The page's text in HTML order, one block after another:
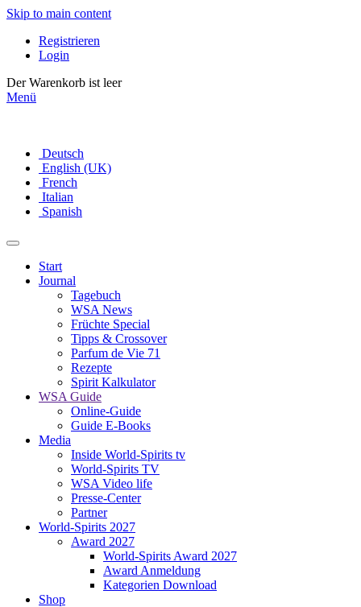
Skip to main content
Registrieren
Login
Der Warenkorb ist leer
Menü
Deutsch
English (UK)
French
Italian
Spanish
Start
Journal
Tagebuch
WSA News
Früchte Special
Tipps & Crossover
Parfum de Vie 71
Rezepte
Spirit Kalkulator
WSA Guide
Online-Guide
Guide E-Books
Media
Inside World-Spirits tv
World-Spirits TV
WSA Video life
Presse-Center
Partner
World-Spirits 2027
Award 2027
World-Spirits Award 2027
Award Anmeldung
Kategorien Download
Shop